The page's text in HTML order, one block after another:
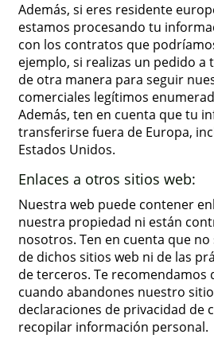
Además, si eres residente
estamos procesando tu
con los contratos que
ejemplo, si realizas un pedido a
de otra manera para seguir
comerciales legítimos
Además, ten en cuenta que tu
transferirse fuera de Europa,
Estados Unidos.
Enlaces a otros sitios web:
Nuestra web puede contener
nuestra propiedad ni están
nosotros. Ten en cuenta que
de dichos sitios web ni de las
de terceros. Te recomendamos
cuando abandones nuestro
declaraciones de privacidad de
recopilar información personal.